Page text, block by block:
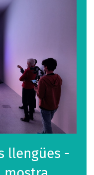
llengües -